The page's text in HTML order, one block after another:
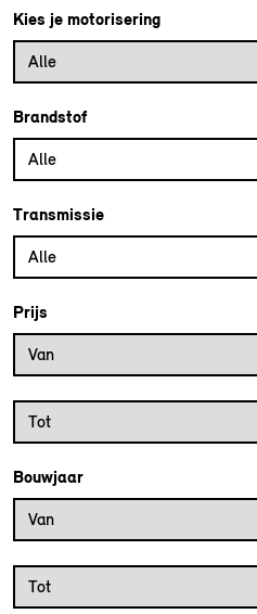
Kies je motorisering
Alle
Brandstof
Alle
Transmissie
Alle
Prijs
Prijs vanaf
Van
Prijs tot
Tot
Bouwjaar
Bouwjaar vanaf
Van
Bouwjaar tot
Tot